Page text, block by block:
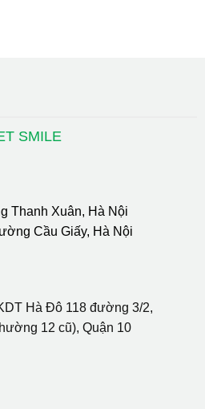
SMILE
Thanh Xuân, Hà Nội
Cầu Giấy, Hà Nội
Hà Đô 118 đường 3/2,
12 cũ), Quận 10